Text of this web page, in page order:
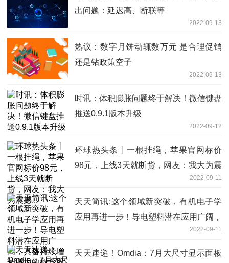
出问题：延迟高、断联等
2022-09-13
热议：数字月饼动辄数万元 是合理促销
还是钻政策空子
2022-09-13
时讯：体积膨胀问题终于解决！微信键盘
推送0.9.1版本升级
2022-09-12
环球热头条丨一根挂绳，苹果官网标价
98元，上线3天就断货，网友：我大为震
2022-09-11
天天简讯:这个领域新突破，有机电子学
应用再进一步！导电塑料潜在应用广阔，
具备持续增长潜力的概念股仅4只2022-09-11
天天速递！Omdia：7月大尺寸显示面板